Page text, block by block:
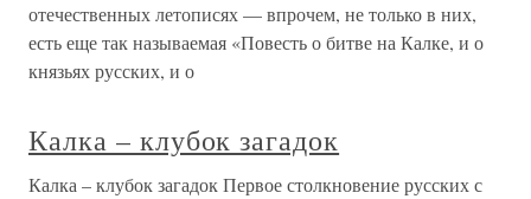
отечественных летописях — впрочем, не только в них,
есть еще так называемая «Повесть о битве на Калке, и о
князьях русских, и о
Калка – клубок загадок
Калка – клубок загадок Первое столкновение русских с